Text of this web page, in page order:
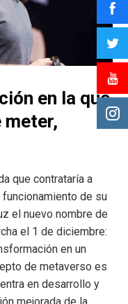
en la que
meter,
que contrataría a
funcionamiento de su
el nuevo nombre de
el 1 de diciembre:
en un
de metaverso es
en desarrollo y